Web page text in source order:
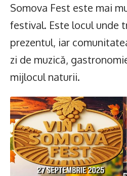
Somova Fest este mai
festival. Este locul unde
prezentul, iar
zi de muzică,
mijlocul naturii.